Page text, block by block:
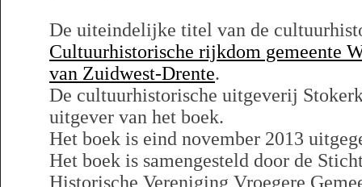
De uiteindelijke titel van de
Cultuurhistorische rijkdom gemeente
van Zuidwest-Drente.
De cultuurhistorische uitgeverij
uitgever van het boek.
Het boek is eind november 2013
Het boek is samengesteld door de
Historische Vereniging Vroegere